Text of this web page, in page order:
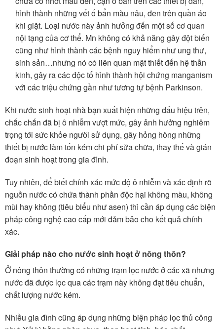
hình thành những vết ố bẩn màu nâu, đen trên quần áo
khi giặt. Loại nước này ảnh hưởng đến một số cơ quan
nội tạng của cơ thể. Mn không có khả năng gây đột biến
cũng như hình thành các bệnh nguy hiểm như ung thư,
sinh sản…nhưng nó có liên quan mật thiết đến hệ thần
kinh, gây ra các độc tố hình thành hội chứng manganism
với các triệu chứng gần như tương tự bệnh Parkinson.
Khi nước sinh hoạt nhà bạn xuất hiện những dấu hiệu trên,
chắc chắn đã bị ô nhiễm vượt mức, gây ảnh hưởng nghiêm
trọng tới sức khỏe người sử dụng, gây hỏng hõng những
thiết bị nước làm tốn kém chi phí sửa chữa, thay thế và gián
đoạn sinh hoạt trong gia đình.
Tuy nhiên, để biết chính xác mức độ ô nhiễm và xác định rõ
nguồn nước có chứa thành phần độc hại không màu, không
mùi hay không (tiêu biểu như asen) thì cần áp dụng các biện
pháp công nghệ cao cấp mới đảm bảo cho kết quả chính
xác.
Giải pháp nào cho nước sinh hoạt ở nông thôn?
Ở nông thôn thường có những trạm lọc nước ở các xã nhưng
nước đã được lọc qua các trạm này không đạt tiêu chuẩn,
chất lượng nước kém.
Nhiều gia đình cũng áp dụng những biện pháp lọc thủ công